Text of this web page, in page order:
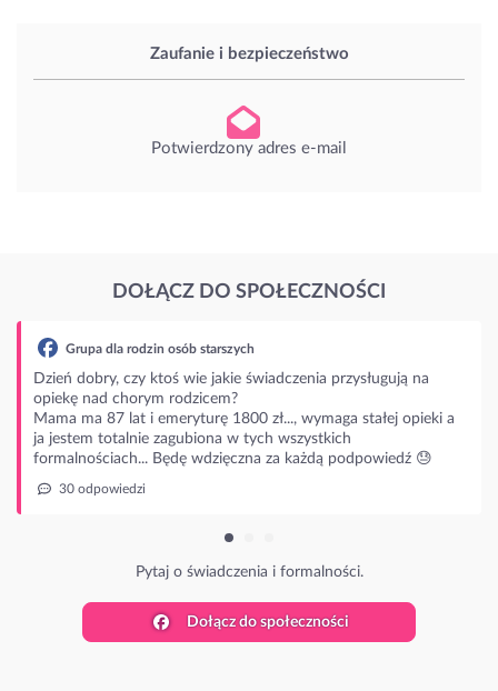
Zaufanie i bezpieczeństwo
Potwierdzony adres e-mail
DOŁĄCZ DO SPOŁECZNOŚCI
świadczenia przysługują na
zł..., wymaga stałej opieki a
tych wszystkich
za każdą podpowiedź 😓
Dołącz do społeczności